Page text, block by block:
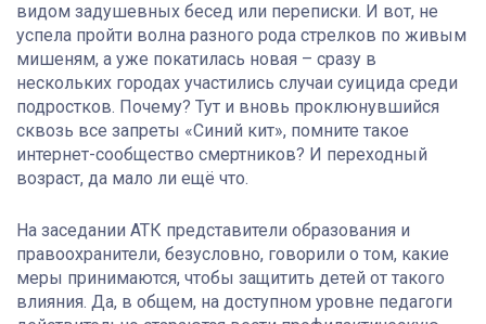
видом задушевных бесед или переписки. И вот, не
успела пройти волна разного рода стрелков по живым
мишеням, а уже покатилась новая – сразу в
нескольких городах участились случаи суицида среди
подростков. Почему? Тут и вновь проклюнувшийся
сквозь все запреты «Синий кит», помните такое
интернет-сообщество смертников? И переходный
возраст, да мало ли ещё что.
На заседании АТК представители образования и
правоохранители, безусловно, говорили о том, какие
меры принимаются, чтобы защитить детей от такого
влияния. Да, в общем, на доступном уровне педагоги